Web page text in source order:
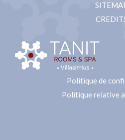
Politique de
Politique relative